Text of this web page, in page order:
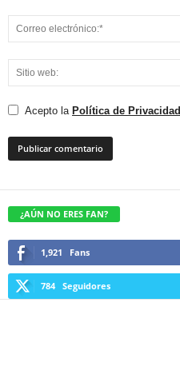
Acepto la Política de Privacidad
¿AÚN NO ERES FAN?
1,921 Fans
784 Seguidores